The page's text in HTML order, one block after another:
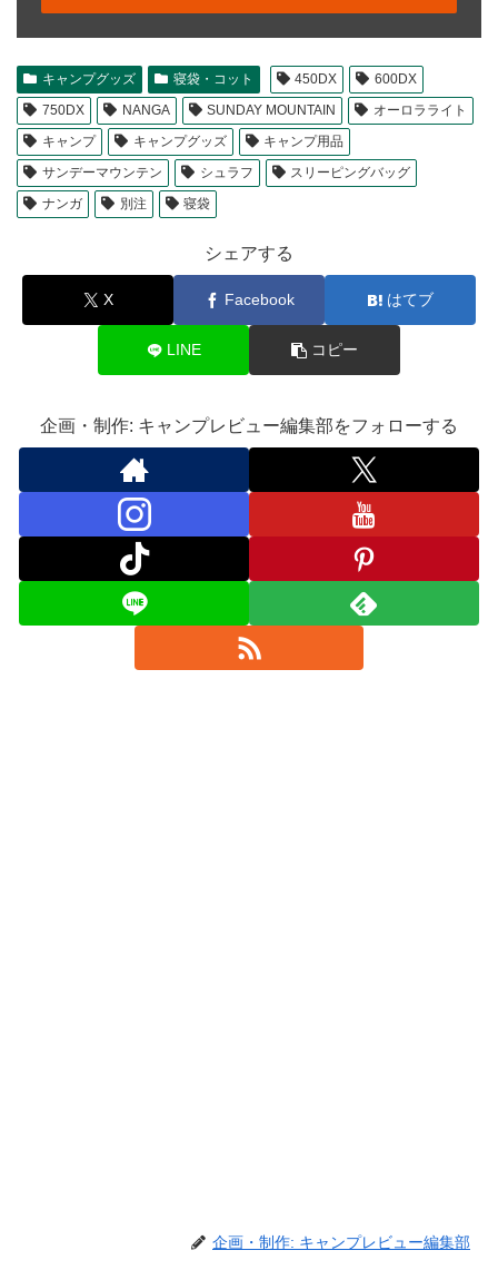
キャンプグッズ 寝袋・コット 450DX
600DX
750DX
NANGA SUNDAY MOUNTAIN
オーロラライト
キャンプ
キャンプグッズ
キャンプ用品
サンデーマウンテン
シュラフ
スリーピングバッグ
ナンガ
別注 寝袋
シェアする
X Facebook はてブ
LINE コピー
企画・制作: キャンプレビュー編集部をフォローする
企画・制作: キャンプレビュー編集部